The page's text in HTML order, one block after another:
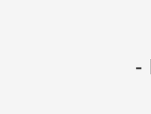
-